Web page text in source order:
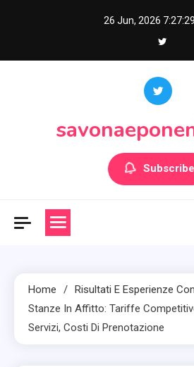
26 Jun, 2026
Subscribe
Home
Risultati E Esperienze
Stanze In Affitto: Tariffe
Servizi, Costi Di Prenotazione